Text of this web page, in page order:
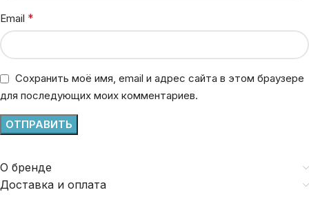
Email *
Сохранить моё имя, email и адрес сайта в этом браузере
для последующих моих комментариев.
О бренде
Доставка и оплата